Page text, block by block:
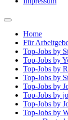
Suchfeld
ein-/ausblenden
Home
Für
Top-Jobs by
Top-Jobs by
Top-Jobs by
Top-Jobs by
Top-Jobs by
Top-Jobs by
Top-Jobs by
Top-Jobs by